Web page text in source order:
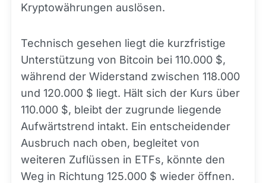
Kryptowährungen auslösen.
Technisch gesehen liegt die kurzfristige
Unterstützung von Bitcoin bei 110.000 $,
während der Widerstand zwischen 118.000
und 120.000 $ liegt. Hält sich der Kurs über
110.000 $, bleibt der zugrunde liegende
Aufwärtstrend intakt. Ein entscheidender
Ausbruch nach oben, begleitet von
weiteren Zuflüssen in ETFs, könnte den
Weg in Richtung 125.000 $ wieder öffnen.